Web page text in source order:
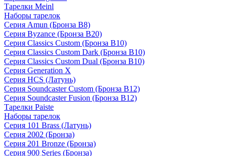
Тарелки Meinl
Наборы тарелок
Серия Amun (Бронза B8)
Серия Byzance (Бронза B20)
Серия Classics Custom (Бронза B10)
Серия Classics Custom Dark (Бронза B10)
Серия Classics Custom Dual (Бронза B10)
Серия Generation X
Серия HCS (Латунь)
Серия Soundcaster Custom (Бронза B12)
Серия Soundcaster Fusion (Бронза B12)
Тарелки Paiste
Наборы тарелок
Серия 101 Brass (Латунь)
Серия 2002 (Бронза)
Серия 201 Bronze (Бронза)
Серия 900 Series (Бронза)